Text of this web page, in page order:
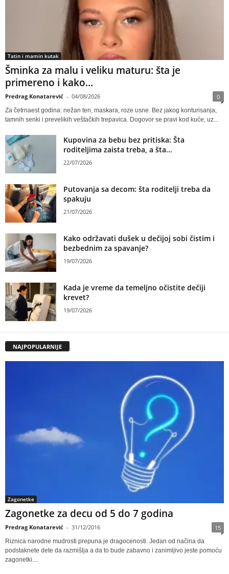
Tatin i mamin kutak
Šminka za malu i veliku maturu: šta je
primereno i kako...
Predrag Konatarević - 04/08/2026 0
Za četrnaest godina: nežan ten, maskara, roze usne. Bez jakog konturisanja,
tamnih senki i prevelikih veštačkih trepavica. Dogovor se pravi kod kuće, uz...
Kupovina za bebu bez pritiska: Šta
roditeljima zaista treba, a šta...
22/07/2026
Putovanja sa decom: šta roditelji treba da
spakuju
21/07/2026
Kako održavati dušek u dečijoj sobi čistim i
bezbednim za spavanje?
19/07/2026
Kada je vreme da temeljno očistite dečiji
krevet?
19/07/2026
NAJPOPULARNIJE
Zagonetke
Zagonetke za decu od 5 do 7 godina
Predrag Konatarević - 31/12/2016 15
Riznica narodne mudrosti prepuna je dragocenosti. Jedan od načina da
podstaknete dete da razmišlja a da to bude zabavno i zanimljivo jeste pomoću
zagonetki....